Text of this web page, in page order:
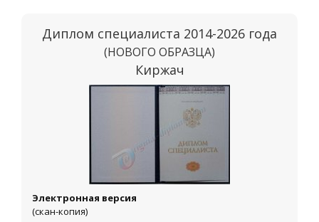
Диплом специалиста 2014-2026 года
(НОВОГО ОБРАЗЦА)
Киржач
Электронная версия
(скан-копия)